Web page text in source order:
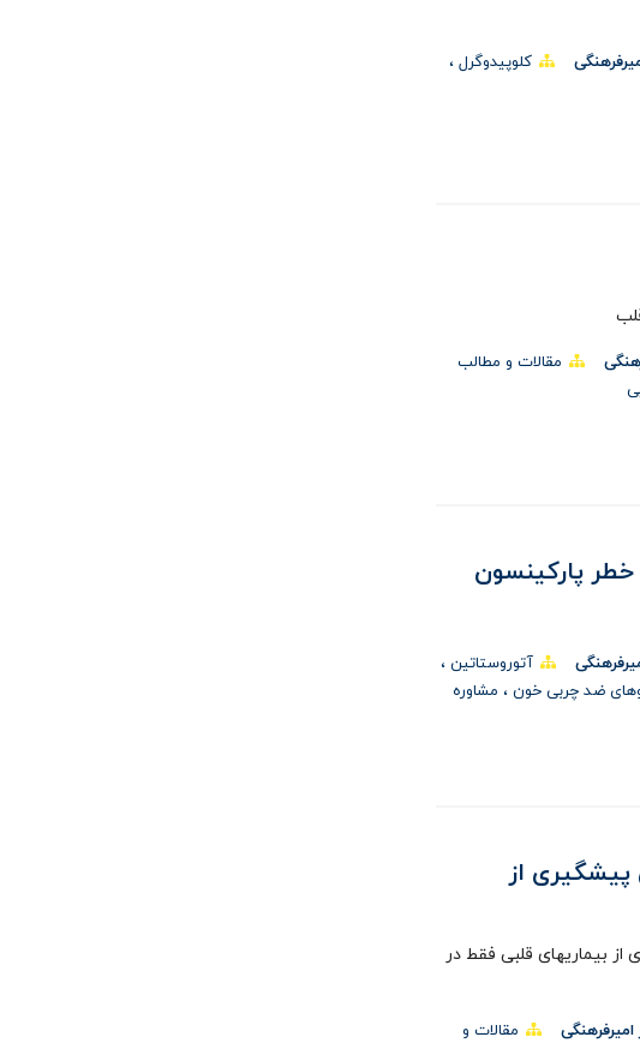
کلوپیدوگرل
مقالات و مطالب
پارکینسون
آتوروستاتین
ضد چربی خون
مشاوره
از
بیماریهای قلبی فقط در
امیرفرهنگی
مقالات و